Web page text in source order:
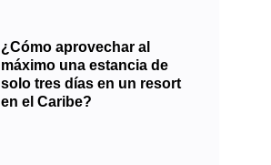
¿Cómo aprovechar al
máximo una estancia de
solo tres días en un resort
en el Caribe?